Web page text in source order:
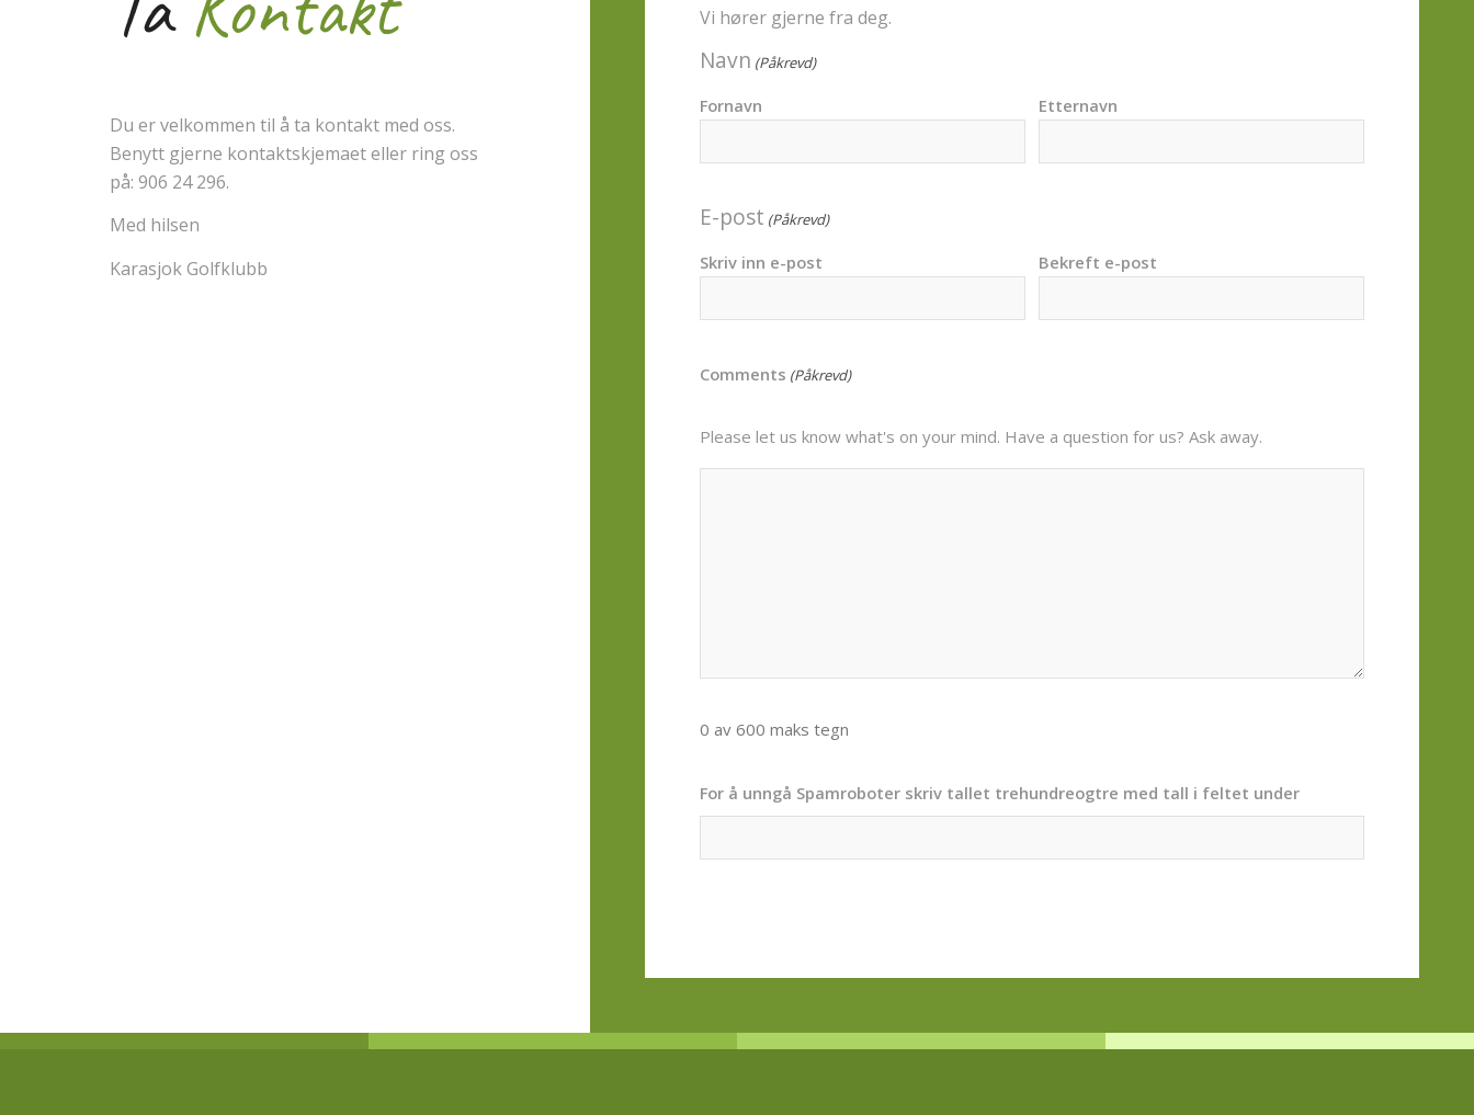
Du er velkommen til å ta kontakt med oss.
Benytt gjerne kontaktskjemaet eller ring oss
på: 906 24 296.
Med hilsen
Karasjok Golfklubb
Vi hører gjerne fra deg.
Navn (Påkrevd)
Fornavn Etternavn
E-post (Påkrevd)
Skriv inn e-post Bekreft e-post
Comments (Påkrevd)
Please let us know what's on your mind. Have a question for us? Ask away.
0 av 600 maks tegn
For å unngå Spamroboter skriv tallet trehundreogtre med tall i feltet under